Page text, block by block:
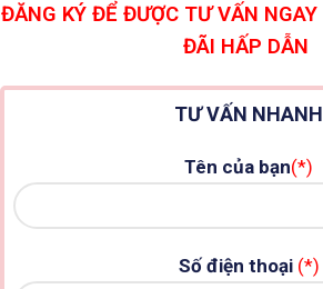
ĐĂNG KÝ ĐỂ ĐƯỢC TƯ VẤN
ĐÃI HẤP DẪN
TƯ VẤN NHANH
Tên của bạn(*)
Số điện thoại (*)